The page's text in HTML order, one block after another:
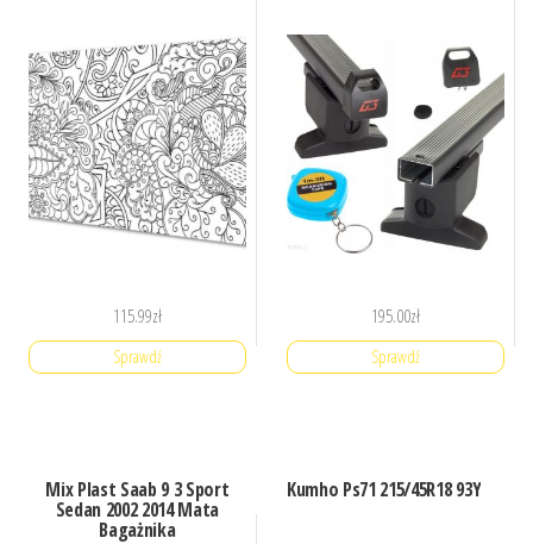
115.99zł
Sprawdź
195.00zł
Sprawdź
Mix Plast Saab 9 3 Sport
Sedan 2002 2014 Mata
Bagażnika
Kumho Ps71 215/45R18 93Y